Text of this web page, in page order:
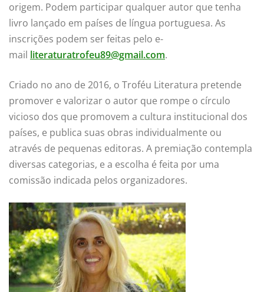
origem. Podem participar qualquer autor que tenha
livro lançado em países de língua portuguesa. As
inscrições podem ser feitas pelo e-
mail literaturatrofeu89@gmail.com.
Criado no ano de 2016, o Troféu Literatura pretende
promover e valorizar o autor que rompe o círculo
vicioso dos que promovem a cultura institucional dos
países, e publica suas obras individualmente ou
através de pequenas editoras. A premiação contempla
diversas categorias, e a escolha é feita por uma
comissão indicada pelos organizadores.